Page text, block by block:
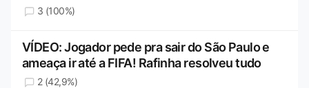
3 (100%)
VÍDEO: Jogador pede pra sair do São Paulo e
ameaça ir até a FIFA! Rafinha resolveu tudo
2 (42,9%)